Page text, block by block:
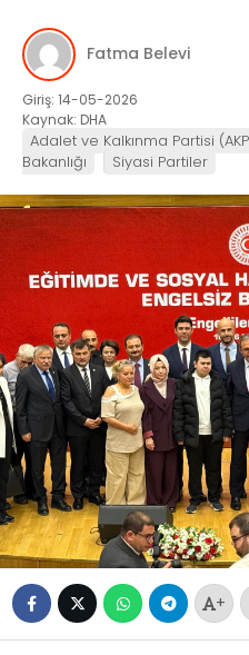
Fatma Belevi
Giriş: 14-05-2026
Kaynak: DHA
Adalet ve Kalkınma Partisi
Bakanlığı
Siyasi Partiler
+